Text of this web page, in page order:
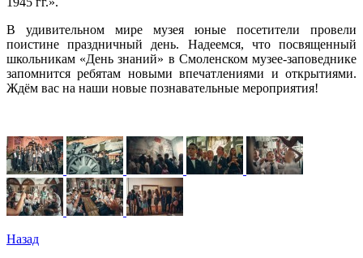
В удивительном мире музея юные посетители провели
поистине праздничный день. Надеемся, что посвященный
школьникам «День знаний» в Смоленском музее-заповеднике
запомнится ребятам новыми впечатлениями и открытиями.
Ждём вас на наши новые познавательные мероприятия!
Назад